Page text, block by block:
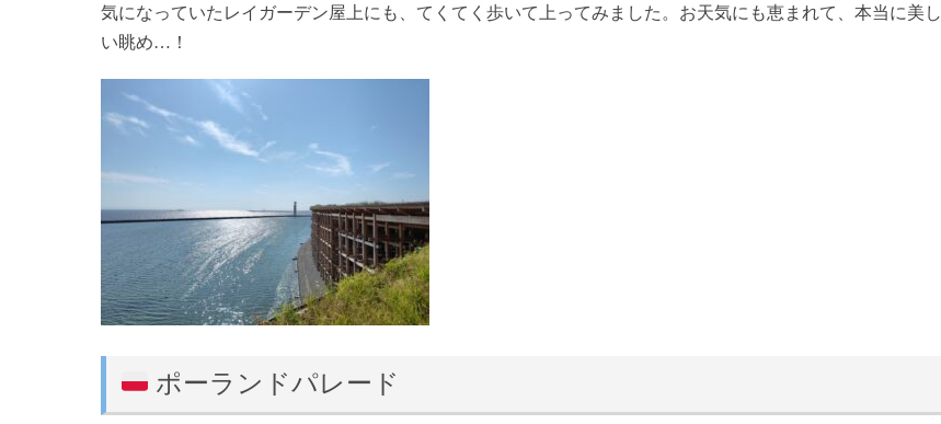
気になっていたレイガーデン屋上にも、てくてく歩いて上ってみました。お天気にも恵まれて、本当に美し
い眺め…！
ポーランドパレード